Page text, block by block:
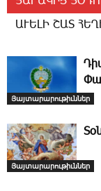
ԱՒԵԼԻ ՇԱՏ
Յայտարարութիւններ
Յայտարարութիւններ